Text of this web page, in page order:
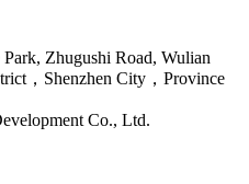
Zhugushi Road, Wulian
，Shenzhen City，Province
Co., Ltd.